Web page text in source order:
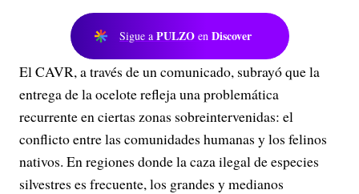
Sigue a PULZO en Discover
El CAVR, a través de un comunicado, subrayó que la
entrega de la ocelote refleja una problemática
recurrente en ciertas zonas sobreintervenidas: el
conflicto entre las comunidades humanas y los felinos
nativos. En regiones donde la caza ilegal de especies
silvestres es frecuente, los grandes y medianos